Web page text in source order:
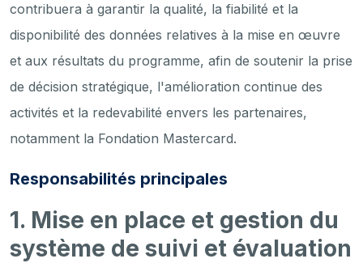
contribuera à garantir la qualité, la fiabilité et la
disponibilité des données relatives à la mise en œuvre
et aux résultats du programme, afin de soutenir la prise
de décision stratégique, l'amélioration continue des
activités et la redevabilité envers les partenaires,
notamment la Fondation Mastercard.
Responsabilités principales
1. Mise en place et gestion du
système de suivi et évaluation